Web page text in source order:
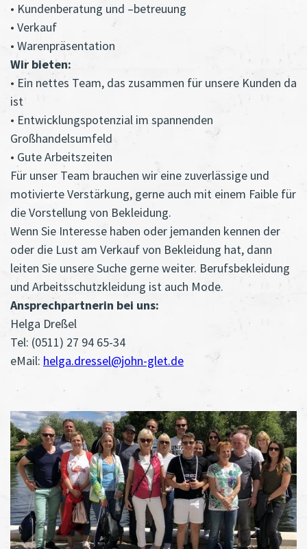
• Kundenberatung und –betreuung
• Verkauf
• Warenpräsentation
Wir bieten:
• Ein nettes Team, das zusammen für unsere Kunden da
ist
• Entwicklungspotenzial im spannenden
Großhandelsumfeld
• Gute Arbeitszeiten
Für unser Team brauchen wir eine zuverlässige und
motivierte Verstärkung, gerne auch mit einem Faible für
die Vorstellung von Bekleidung.
Wenn Sie Interesse haben oder jemanden kennen der
oder die Lust am Verkauf von Bekleidung hat, dann
leiten Sie unsere Suche gerne weiter. Berufsbekleidung
und Arbeitsschutzkleidung ist auch Mode.
Ansprechpartnerin bei uns:
Helga Dreßel
Tel: (0511) 27 94 65-34
eMail: helga.dressel@john-glet.de